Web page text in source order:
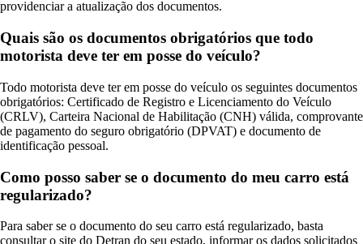
providenciar a atualização dos documentos.
Quais são os documentos obrigatórios que todo
motorista deve ter em posse do veículo?
Todo motorista deve ter em posse do veículo os seguintes documentos
obrigatórios: Certificado de Registro e Licenciamento do Veículo
(CRLV), Carteira Nacional de Habilitação (CNH) válida, comprovante
de pagamento do seguro obrigatório (DPVAT) e documento de
identificação pessoal.
Como posso saber se o documento do meu carro está
regularizado?
Para saber se o documento do seu carro está regularizado, basta
consultar o site do Detran do seu estado, informar os dados solicitados